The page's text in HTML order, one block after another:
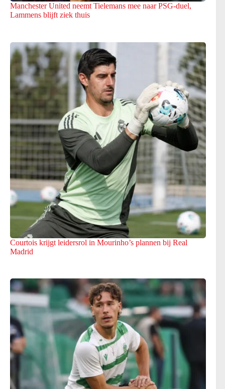
Manchester United neemt Tielemans mee naar PSG-duel,
Lammens blijft ziek thuis
Courtois krijgt leidersrol in Mourinho’s plannen bij Real
Madrid